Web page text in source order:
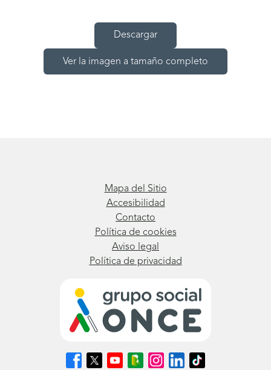
Descargar
Ver la imagen a tamaño completo
Mapa del Sitio
Accesibilidad
Contacto
Política de cookies
Aviso legal
Política de privacidad
SíguenosSíguenosSíguenosSíguenosSíguenosSíguenosSíguenos